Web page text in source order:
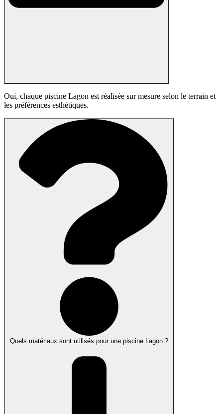
Oui, chaque piscine Lagon est réalisée sur mesure selon le terrain et
les préférences esthétiques.
Quels matériaux sont utilisés pour une piscine Lagon ?